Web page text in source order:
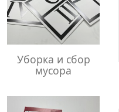
Уборка и сбор
мусора